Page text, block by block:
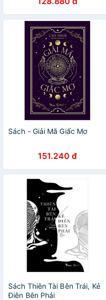
Sách - Giải Mã Giấc Mơ
151.240 đ
Sách Thiên Tài Bên Trái, Kẻ
Điên Bên Phải